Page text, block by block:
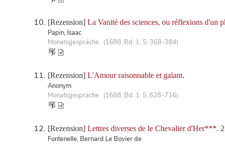
[Rezension] La Vanité des sciences, ou réflexions d'un
Papin, Isaac
Monatsgespräche. (1688, Bd. 1, S. 368-384)
[Rezension] L'Amour raisonnable et galant.
Anonym
Monatsgespräche. (1688, Bd. 1, S. 628-716)
[Rezension] Lettres diverses de le Chevalier d'Her***.
Fontenelle, Bernard Le Bovier de